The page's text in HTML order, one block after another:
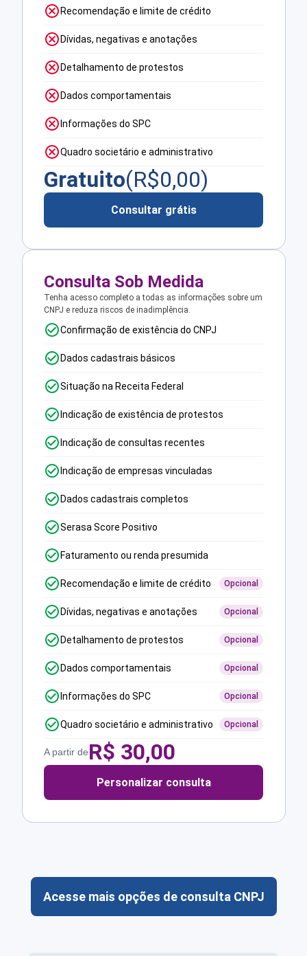
Recomendação e limite de crédito
Dívidas, negativas e anotações
Detalhamento de protestos
Dados comportamentais
Informações do SPC
Quadro societário e administrativo
Gratuito(R$0,00)
Consultar grátis
Consulta Sob Medida
Tenha acesso completo a todas as informações sobre um
CNPJ e reduza riscos de inadimplência.
Confirmação de existência do CNPJ
Dados cadastrais básicos
Situação na Receita Federal
Indicação de existência de protestos
Indicação de consultas recentes
Indicação de empresas vinculadas
Dados cadastrais completos
Serasa Score Positivo
Faturamento ou renda presumida
Recomendação e limite de crédito Opcional
Dívidas, negativas e anotações Opcional
Detalhamento de protestos Opcional
Dados comportamentais Opcional
Informações do SPC Opcional
Quadro societário e administrativo Opcional
A partir deR$ 30,00
Personalizar consulta
Acesse mais opções de consulta CNPJ